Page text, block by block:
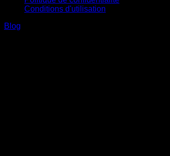
Conditions d'utilisation
Blog